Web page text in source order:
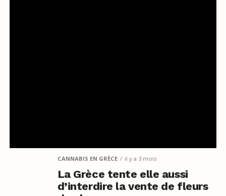
CANNABIS EN GRÈCE il y a 3 mois
La Grèce tente elle aussi
d’interdire la vente de fleurs